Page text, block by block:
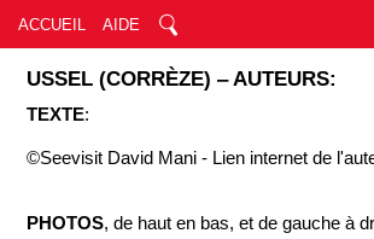
ACCUEIL AIDE
USSEL (CORRÈZE) ‒ AUTEURS:
TEXTE:
©Seevisit David Mani - Lien internet de
PHOTOS, de haut en bas, et de gauche à